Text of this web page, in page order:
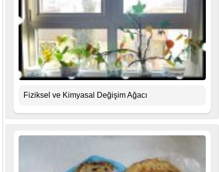
Fiziksel ve Kimyasal Değişim Ağacı